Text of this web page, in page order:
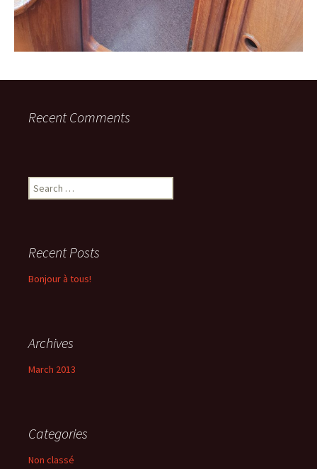
Recent Comments
Search
for:
Recent Posts
Bonjour à tous!
Archives
March 2013
Categories
Non classé